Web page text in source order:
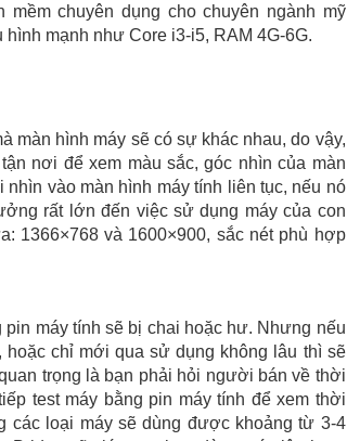
chuyên dụng cho chuyên ngành mỹ
mạnh như Core i3-i5, RAM 4G-6G.
màn hình máy sẽ có sự khác nhau, do vậy,
nơi để xem màu sắc, góc nhìn của màn
vào màn hình máy tính liên tục, nếu nó
rất lớn đến việc sử dụng máy của con
1366×768 và 1600×900, sắc nét phù hợp
máy tính sẽ bị chai hoặc hư. Nhưng nếu
hoặc chỉ mới qua sử dụng không lâu thì sẽ
trọng là bạn phải hỏi người bán về thời
test máy bằng pin máy tính để xem thời
các loại máy sẽ dùng được khoảng từ 3-4